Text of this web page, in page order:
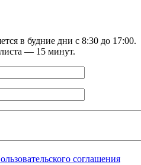
в будние дни с 8:30 до 17:00.
— 15 минут.
соглашения